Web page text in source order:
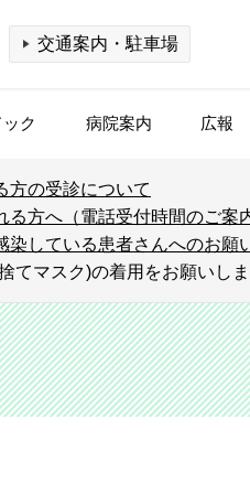
交通案内・駐車場
祉相談室）
液浄化センター）
ー）
ク
CT）
病院案内 広報
研修）
方の受診について
る方へ（電話受付時間のご案
染している患者さんへのお
てマスク)の着用をお願いし